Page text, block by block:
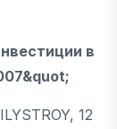
в
12